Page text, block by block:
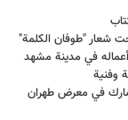
شعار "طوفان الكلمة"
أعماله في مدينة مشهد
وفنية
تشارك في معرض طهران